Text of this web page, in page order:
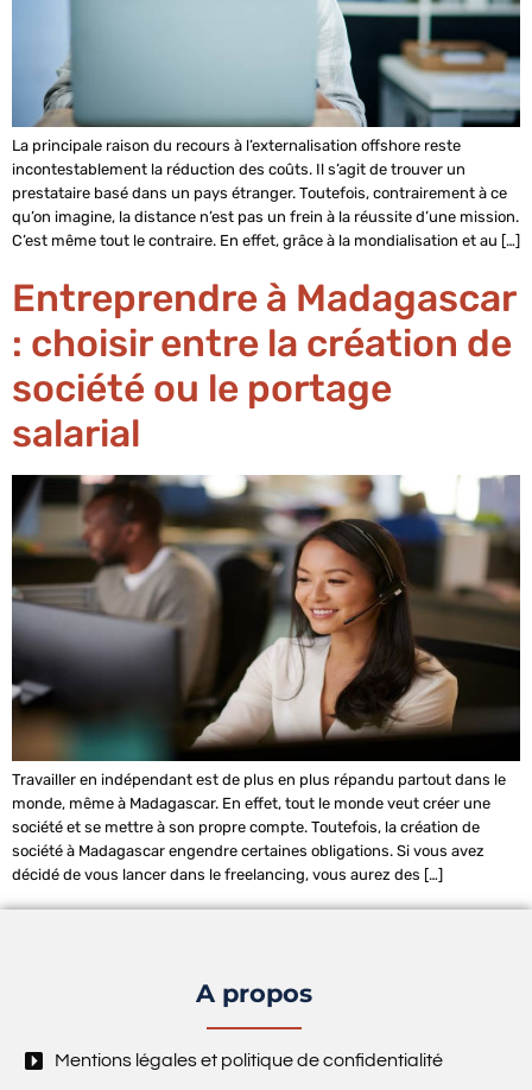
La principale raison du recours à l’externalisation offshore reste
incontestablement la réduction des coûts. Il s’agit de trouver un
prestataire basé dans un pays étranger. Toutefois, contrairement à ce
qu’on imagine, la distance n’est pas un frein à la réussite d’une mission.
C’est même tout le contraire. En effet, grâce à la mondialisation et au […]
Entreprendre à Madagascar
: choisir entre la création de
société ou le portage
salarial
Travailler en indépendant est de plus en plus répandu partout dans le
monde, même à Madagascar. En effet, tout le monde veut créer une
société et se mettre à son propre compte. Toutefois, la création de
société à Madagascar engendre certaines obligations. Si vous avez
décidé de vous lancer dans le freelancing, vous aurez des […]
A propos
Mentions légales et politique de confidentialité